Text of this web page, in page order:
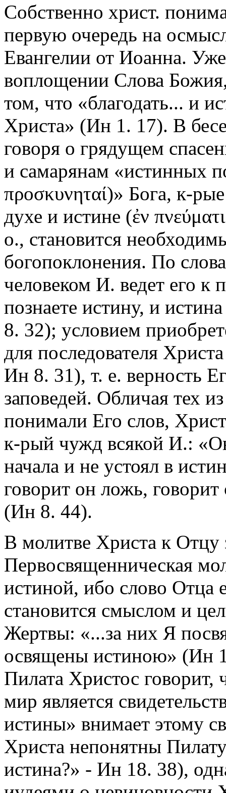
Собственно христ.
первую очередь на
Евангелии от Иоанна.
воплощении Слова Божия,
том, что «благодать... и
Христа» (Ин 1. 17). В
говоря о грядущем
и самарянам «истинных
προσκυνηταί)» Бога, к-
духе и истине (ἐν
о., становится
богопоклонения. По
человеком И. ведет его к
познаете истину, и
8. 32); условием
для последователя
Ин 8. 31), т. е. верность
заповедей. Обличая тех
понимали Его слов,
к-рый чужд всякой И.:
начала и не устоял в
говорит он ложь,
(Ин 8. 44).
В молитве Христа к Отцу
Первосвященническая
истиной, ибо слово
становится смыслом и
Жертвы: «...за них Я
освящены истиною» (Ин
Пилата Христос
мир является
истины» внимает этому
Христа непонятны
истина?» - Ин 18. 38),